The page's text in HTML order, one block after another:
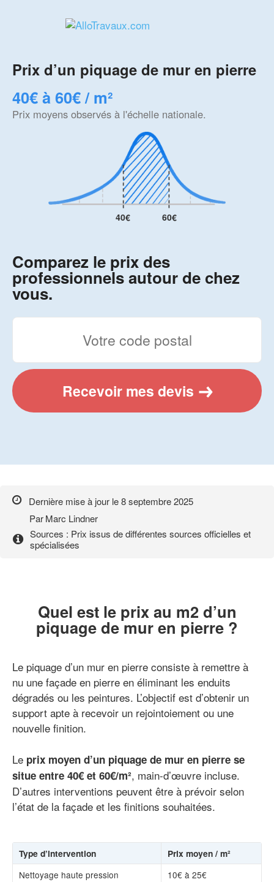
Prix d’un piquage de mur en pierre
40€ à 60€ / m²
Prix moyens observés à l'échelle nationale.
40€ 60€
Comparez le prix des
professionnels autour de chez
vous.
Recevoir mes devis
Dernière mise à jour le8 septembre 2025
ParMarc Lindner
Sources : Prix issus de différentes sources officielles et
spécialisées
Quel est le prix au m2 d’un
piquage de mur en pierre ?
Le piquage d’un mur en pierre consiste à remettre à
nu une façade en pierre en éliminant les enduits
dégradés ou les peintures. L’objectif est d’obtenir un
support apte à recevoir un rejointoiement ou une
nouvelle finition.
Le prix moyen d’un piquage de mur en pierre se
situe entre 40€ et 60€/m², main-d’œuvre incluse.
D’autres interventions peuvent être à prévoir selon
l’état de la façade et les finitions souhaitées.
Type d’intervention
Prix moyen / m²
Nettoyage haute pression
10€ à 25€